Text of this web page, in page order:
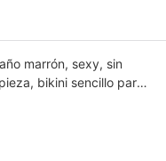
marrón, sexy, sin
bikini sencillo para